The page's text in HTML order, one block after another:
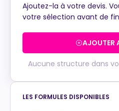
Ajoutez-la à votre devis.
votre sélection avant de
AJOUTER
Aucune structure dans
LES FORMULES DISPONIBLES